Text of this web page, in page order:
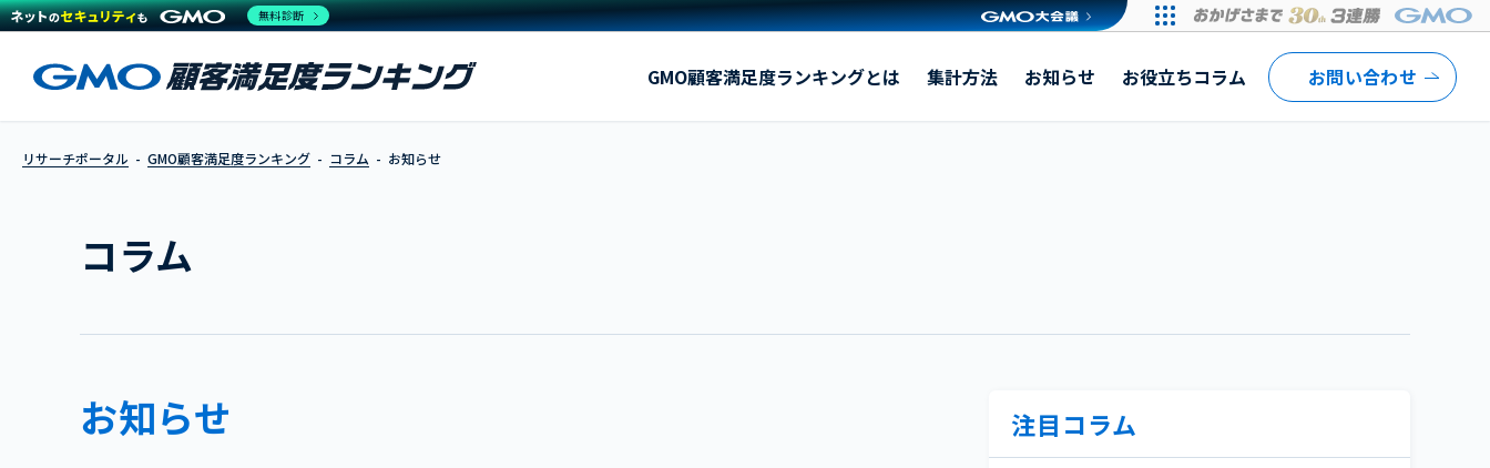
【2025年 GMO顧客満足度ランキング】「ホテルウエディング」カテゴリの総合1位は帝国ホテル～項目別のランキングで
GMO顧客満足度ランキングとは 集計方法 お知らせ お役立ちコラム お問い合わせ
リサーチポータル GMO顧客満足度ランキング コラム お知らせ
コラム
お知らせ 注目コラム
無料診断